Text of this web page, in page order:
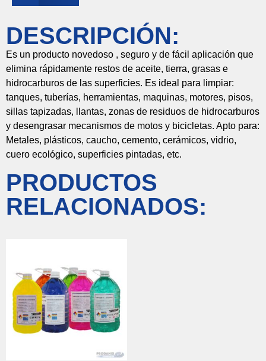
DESCRIPCIÓN:
Es un producto novedoso , seguro y de fácil aplicación que
elimina rápidamente restos de aceite, tierra, grasas e
hidrocarburos de las superficies. Es ideal para limpiar:
tanques, tuberías, herramientas, maquinas, motores, pisos,
sillas tapizadas, llantas, zonas de residuos de hidrocarburos
y desengrasar mecanismos de motos y bicicletas. Apto para:
Metales, plásticos, caucho, cemento, cerámicos, vidrio,
cuero ecológico, superficies pintadas, etc.
PRODUCTOS
RELACIONADOS: